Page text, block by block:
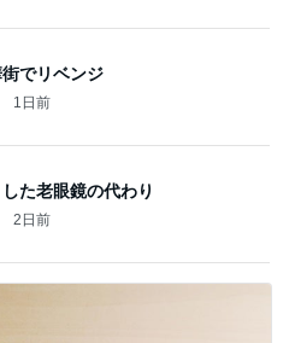
でリベンジ
1日前
した老眼鏡の代わり
2日前